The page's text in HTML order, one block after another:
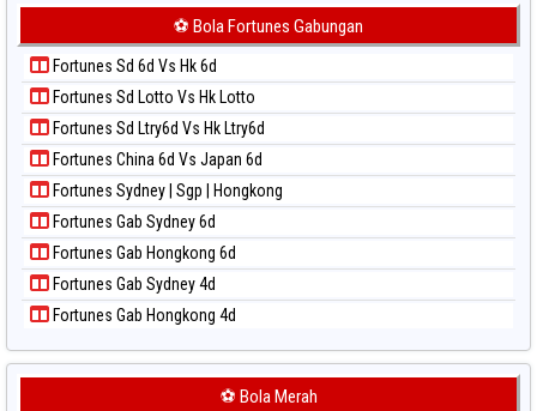
Paito Warna Sydney Lotto
Paito Warna Sydney Pools 6d
Paito Warna Taipei
Paito Warna Taiwan
Paito Harian Korea
Paito Harian Kuda Lari
Paito Harian Magnum Cambodia
Paito Harian Nagoya
Paito Harian New York Midday
Paito Harian North Carolina Day
Paito Harian Pcso
Paito Harian Pennsylvania Day
Paito Harian Sao Paulo
Paito Harian Singapore
Paito Harian Sydney
Paito Harian Sydney Lottery
Paito Harian Sydney Lottery 6d
⚽ Bola Fortunes Gabungan
Fortunes Sd 6d Vs Hk 6d
Fortunes Sd Lotto Vs Hk Lotto
Fortunes Sd Ltry6d Vs Hk Ltry6d
Fortunes China 6d Vs Japan 6d
Fortunes Sydney | Sgp | Hongkong
Fortunes Gab Sydney 6d
Fortunes Gab Hongkong 6d
Fortunes Gab Sydney 4d
Fortunes Gab Hongkong 4d
⚽ Bola Merah